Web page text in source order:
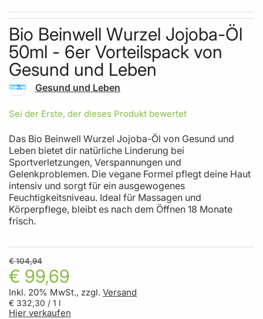
Skip to the beginning of the images gallery
Bio Beinwell Wurzel Jojoba-Öl
50ml - 6er Vorteilspack von
Gesund und Leben
Gesund und Leben
Sei der Erste, der dieses Produkt bewertet
Das Bio Beinwell Wurzel Jojoba-Öl von Gesund und
Leben bietet dir natürliche Linderung bei
Sportverletzungen, Verspannungen und
Gelenkproblemen. Die vegane Formel pflegt deine Haut
intensiv und sorgt für ein ausgewogenes
Feuchtigkeitsniveau. Ideal für Massagen und
Körperpflege, bleibt es nach dem Öffnen 18 Monate
frisch.
€ 99,69
€ 104,94
Inkl. 20% MwSt., zzgl. Versand
€ 332,30 / 1 l
Hier verkaufen